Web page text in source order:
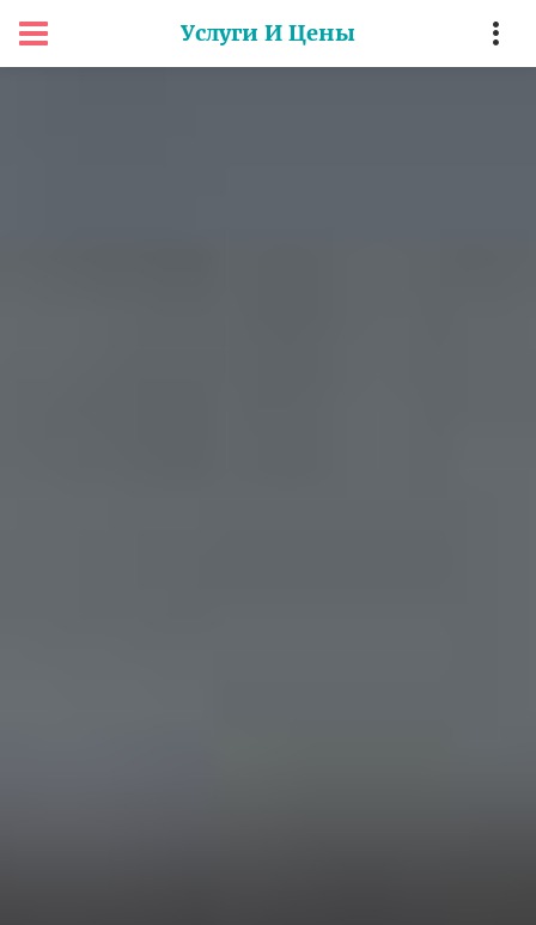
Услуги И Цены